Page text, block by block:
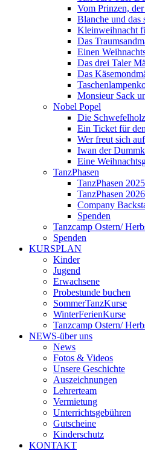
Vom Prinzen,
Blanche und das
Kleinweihnacht
Das
Einen
Das drei Taler
Das
Monsieur Sack
Nobel Popel
Die
Ein Ticket für
Wer freut sich
Iwan der
Eine
TanzPhasen
TanzPhasen 2025
TanzPhasen 2026
Company
Spenden
Tanzcamp Ostern/
Spenden
KURSPLAN
Kinder
Jugend
Erwachsene
Probestunde buchen
SommerTanzKurse
WinterFerienKurse
Tanzcamp Ostern/
NEWS-über uns
News
Fotos & Videos
Unsere Geschichte
Auszeichnungen
Lehrerteam
Vermietung
Unterrichtsgebühren
Gutscheine
Kinderschutz
KONTAKT